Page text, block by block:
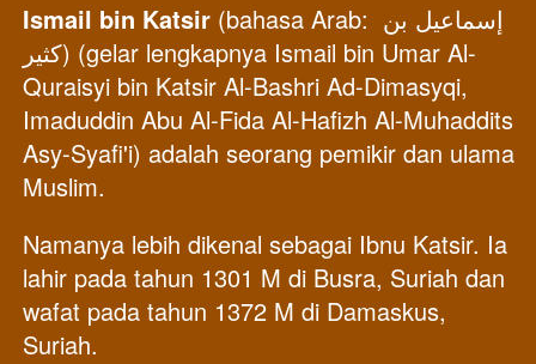
Ismail bin Katsir (bahasa Arab: إسماعيل بن
كثير‎) (gelar lengkapnya Ismail bin Umar Al-
Quraisyi bin Katsir Al-Bashri Ad-Dimasyqi,
Imaduddin Abu Al-Fida Al-Hafizh Al-Muhaddits
Asy-Syafi'i) adalah seorang pemikir dan ulama
Muslim.
Namanya lebih dikenal sebagai Ibnu Katsir. Ia
lahir pada tahun 1301 M di Busra, Suriah dan
wafat pada tahun 1372 M di Damaskus,
Suriah.